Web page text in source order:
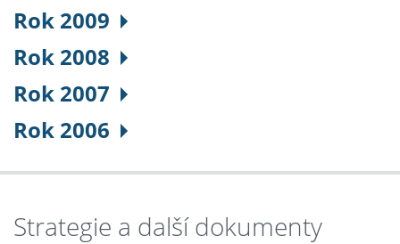
Rok 2009
Rok 2008
Rok 2007
Rok 2006
Strategie a další dokumenty